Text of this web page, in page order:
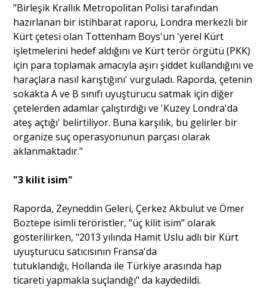
"Birleşik Krallık Metropolitan Polisi tarafından
hazırlanan bir istihbarat raporu, Londra merkezli bir
Kürt çetesi olan Tottenham Boys'un 'yerel Kürt
işletmelerini hedef aldığını ve Kürt terör örgütü (PKK)
için para toplamak amacıyla aşırı şiddet kullandığını ve
haraçlara nasıl karıştığını' vurguladı. Raporda, çetenin
sokakta A ve B sınıfı uyuşturucu satmak için diğer
çetelerden adamlar çalıştırdığı ve 'Kuzey Londra'da
ateş açtığı' belirtiliyor. Buna karşılık, bu gelirler bir
organize suç operasyonunun parçası olarak
aklanmaktadır."
"3 kilit isim"
Raporda, Zeyneddin Geleri, Çerkez Akbulut ve Ömer
Boztepe isimli teröristler, "üç kilit isim" olarak
gösterilirken, "2013 yılında Hamit Uslu adlı bir Kürt
uyuşturucu satıcısının Fransa'da
tutuklandığı, Hollanda ile Türkiye arasında hap
ticareti yapmakla suçlandığı" da kaydedildi.